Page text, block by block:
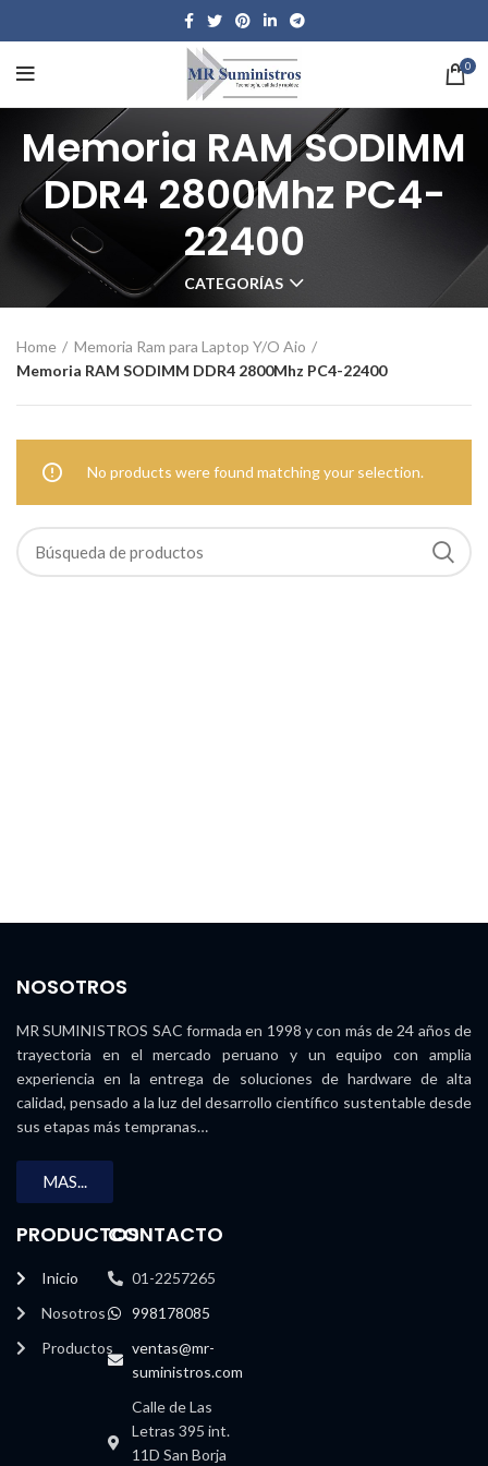
0
Memoria RAM SODIMM
DDR4 2800Mhz PC4-
22400
CATEGORÍAS
Home
Memoria Ram para Laptop Y/O Aio
Memoria RAM SODIMM DDR4 2800Mhz PC4-22400
No products were found matching your selection.
NOSOTROS
MR SUMINISTROS SAC formada en 1998 y con más de 24 años de
trayectoria en el mercado peruano y un equipo con amplia
experiencia en la entrega de soluciones de hardware de alta
calidad, pensado a la luz del desarrollo científico sustentable desde
sus etapas más tempranas…
MAS...
PRODUCTOS
Inicio
Nosotros
Productos
CONTACTO
01-2257265
998178085
ventas@mr-
suministros.com
Calle de Las
Letras 395 int.
11D San Borja